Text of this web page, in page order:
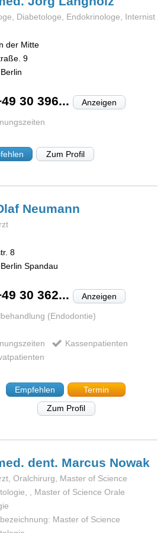
Diabetologe, Endokrinologe, Internist
der Mitte
9
Berlin
30 396... Anzeigen
Zum Profil
Neumann
8
Berlin Spandau
30 362... Anzeigen
(Endodontie)
Kassenpatienten
Empfehlen
Termin
Zum Profil
dent. Marcus Nowak
Oralchirurg, Master of Science
, Master of Science Orale
Master of Science